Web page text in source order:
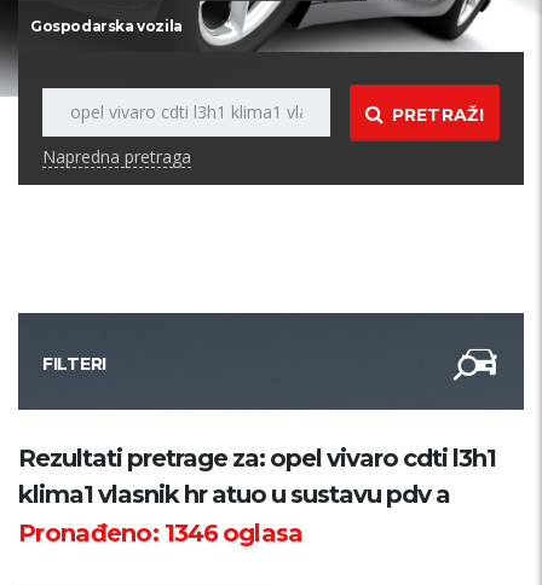
Gospodarska vozila
PRETRAŽI
Napredna pretraga
FILTERI
Kategorija
Županija
Rezultati pretrage za: opel vivaro cdti l3h1
klima1 vlasnik hr atuo u sustavu pdv a
Pronađeno: 1346oglasa